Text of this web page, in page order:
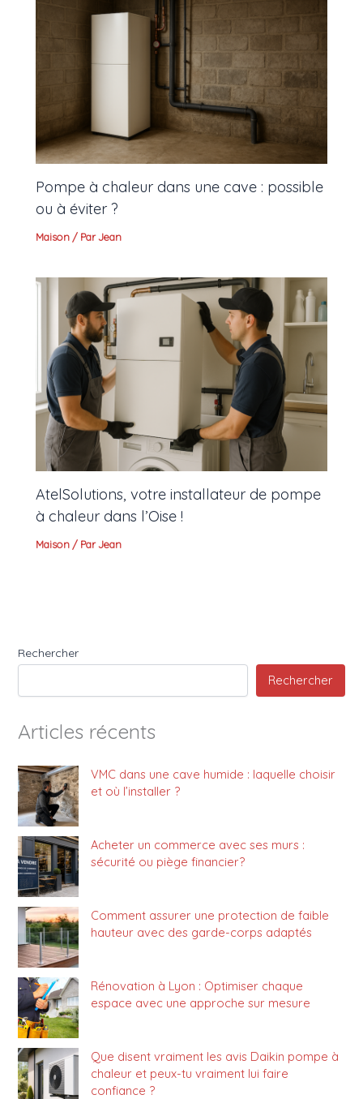
Pompe à chaleur dans une cave : possible
ou à éviter ?
Maison / ParJean
AtelSolutions, votre installateur de pompe
à chaleur dans l’Oise !
Maison / ParJean
Rechercher
Rechercher
Articles récents
VMC dans une cave humide : laquelle choisir
et où l’installer ?
Acheter un commerce avec ses murs :
sécurité ou piège financier?
Comment assurer une protection de faible
hauteur avec des garde-corps adaptés
Rénovation à Lyon : Optimiser chaque
espace avec une approche sur mesure
Que disent vraiment les avis Daikin pompe à
chaleur et peux-tu vraiment lui faire
confiance ?